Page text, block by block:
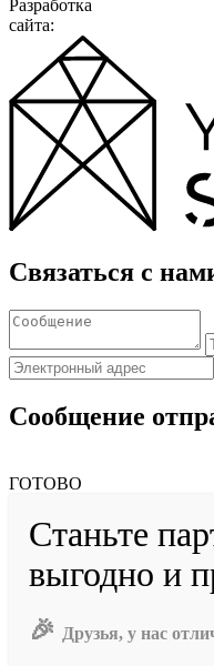
Разработка
сайта:
Связаться с
Сообщение
ГОТОВО
Станьте
выгодно и
🎉 Друзья, у нас